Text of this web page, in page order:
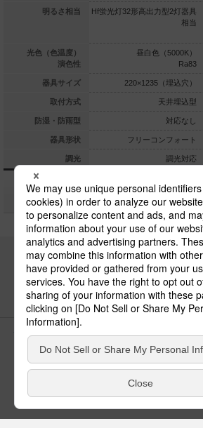
明るさ相当
光色（色温度）
演色性
器具サイズ
取付方式
防湿・防雨型
器具形状
調光
形2灯器具
白色（4000K）
（埋込穴）
天井埋込型
対応なし
コンフォート
Hf蛍光灯32形高出力型2灯器具
相当
昼白色（5000K）
Ra83
220×1235（埋込穴）
天井埋込型
対応なし
フリーコンフォート
調光対応
関連商品
パナソニックの電気設備 SNS
サイトのご利用にあたって
パナソニック ホールディン
Area/Country
電気・建築設備（ビジネス